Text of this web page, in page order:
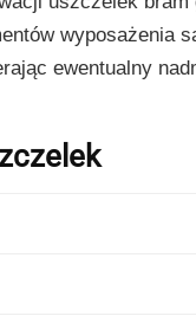
wyposażenia
ewentualny